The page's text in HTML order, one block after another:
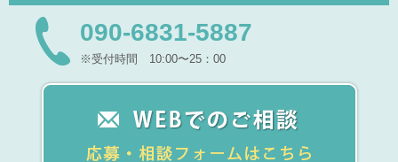
090-6831-5887
※受付時間 10:00〜25：00